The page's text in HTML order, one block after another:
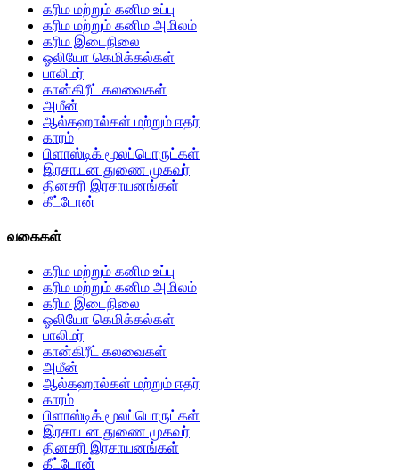
கரிம மற்றும் கனிம உப்பு
கரிம மற்றும் கனிம அமிலம்
கரிம இடைநிலை
ஓலியோ கெமிக்கல்கள்
பாலிமர்
கான்கிரீட் கலவைகள்
அமீன்
ஆல்கஹால்கள் மற்றும் ஈதர்
காரம்
பிளாஸ்டிக் மூலப்பொருட்கள்
இரசாயன துணை முகவர்
தினசரி இரசாயனங்கள்
கீட்டோன்
வகைகள்
கரிம மற்றும் கனிம உப்பு
கரிம மற்றும் கனிம அமிலம்
கரிம இடைநிலை
ஓலியோ கெமிக்கல்கள்
பாலிமர்
கான்கிரீட் கலவைகள்
அமீன்
ஆல்கஹால்கள் மற்றும் ஈதர்
காரம்
பிளாஸ்டிக் மூலப்பொருட்கள்
இரசாயன துணை முகவர்
தினசரி இரசாயனங்கள்
கீட்டோன்